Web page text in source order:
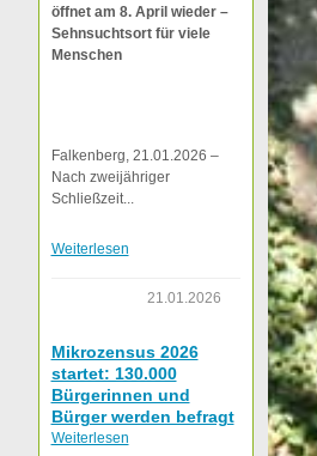
öffnet am 8. April wieder –
Sehnsuchtsort für viele
Menschen
Falkenberg, 21.01.2026 –
Nach zweijähriger
Schließzeit...
Weiterlesen
21.01.2026
Mikrozensus 2026
startet: 130.000
Bürgerinnen und
Bürger werden befragt
Weiterlesen